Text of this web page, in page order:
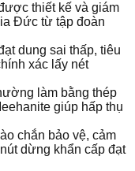
thiết kế và giám
Đức từ tập đoàn
dung sai thấp, tiêu
xác lấy nét
làm bằng thép
giúp hấp thụ
chắn bảo vệ, cảm
dừng khẩn cấp đạt